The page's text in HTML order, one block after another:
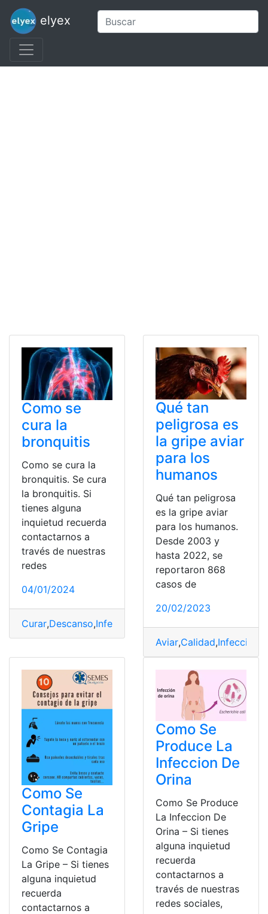
elyex
Como se
cura la
bronquitis
Como se cura la
bronquitis. Se cura
la bronquitis. Si
tienes alguna
inquietud recuerda
contactarnos a
través de nuestras
redes
04/01/2024
Curar,Descanso,Infección
Qué tan
peligrosa es
la gripe aviar
para los
humanos
Qué tan peligrosa
es la gripe aviar
para los humanos.
Desde 2003 y
hasta 2022, se
reportaron 868
casos de
20/02/2023
Aviar,Calidad,Infección
Como Se
Contagia La
Gripe
Como Se Contagia
La Gripe – Si tienes
alguna inquietud
recuerda
contactarnos a
Como Se
Produce La
Infeccion De
Orina
Como Se Produce
La Infeccion De
Orina – Si tienes
alguna inquietud
recuerda
contactarnos a
través de nuestras
redes sociales,